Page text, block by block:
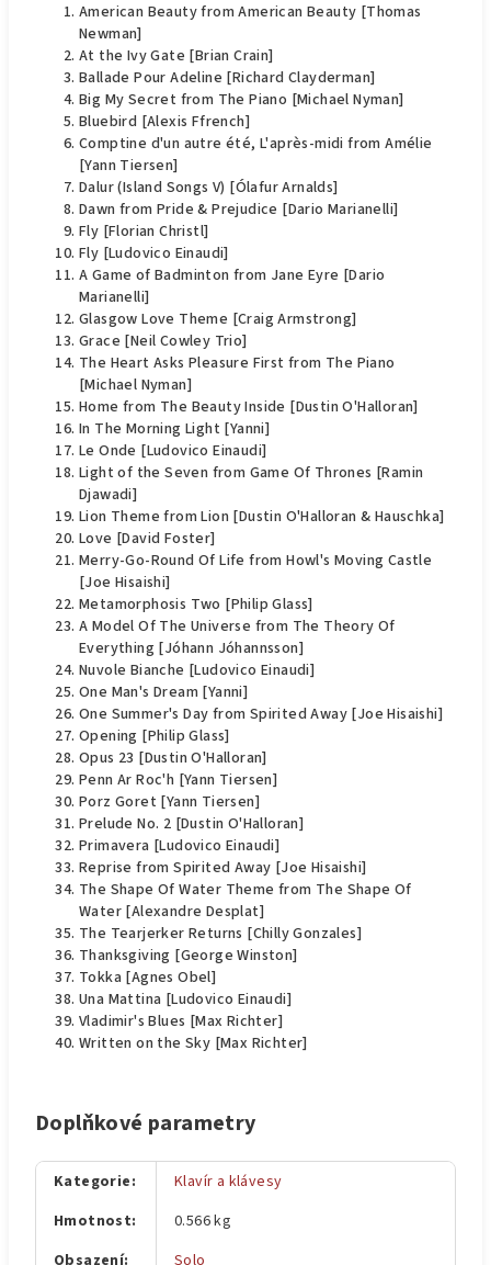
American Beauty from American Beauty [Thomas
Newman]
At the Ivy Gate [Brian Crain]
Ballade Pour Adeline [Richard Clayderman]
Big My Secret from The Piano [Michael Nyman]
Bluebird [Alexis Ffrench]
Comptine d'un autre été, L'après-midi from Amélie
[Yann Tiersen]
Dalur (Island Songs V) [Ólafur Arnalds]
Dawn from Pride & Prejudice [Dario Marianelli]
Fly [Florian Christl]
Fly [Ludovico Einaudi]
A Game of Badminton from Jane Eyre [Dario
Marianelli]
Glasgow Love Theme [Craig Armstrong]
Grace [Neil Cowley Trio]
The Heart Asks Pleasure First from The Piano
[Michael Nyman]
Home from The Beauty Inside [Dustin O'Halloran]
In The Morning Light [Yanni]
Le Onde [Ludovico Einaudi]
Light of the Seven from Game Of Thrones [Ramin
Djawadi]
Lion Theme from Lion [Dustin O'Halloran & Hauschka]
Love [David Foster]
Merry-Go-Round Of Life from Howl's Moving Castle
[Joe Hisaishi]
Metamorphosis Two [Philip Glass]
A Model Of The Universe from The Theory Of
Everything [Jóhann Jóhannsson]
Nuvole Bianche [Ludovico Einaudi]
One Man's Dream [Yanni]
One Summer's Day from Spirited Away [Joe Hisaishi]
Opening [Philip Glass]
Opus 23 [Dustin O'Halloran]
Penn Ar Roc'h [Yann Tiersen]
Porz Goret [Yann Tiersen]
Prelude No. 2 [Dustin O'Halloran]
Primavera [Ludovico Einaudi]
Reprise from Spirited Away [Joe Hisaishi]
The Shape Of Water Theme from The Shape Of
Water [Alexandre Desplat]
The Tearjerker Returns [Chilly Gonzales]
Thanksgiving [George Winston]
Tokka [Agnes Obel]
Una Mattina [Ludovico Einaudi]
Vladimir's Blues [Max Richter]
Written on the Sky [Max Richter]
Doplňkové parametry
Kategorie:
Klavír a klávesy
Hmotnost:
0.566 kg
Obsazení: Solo